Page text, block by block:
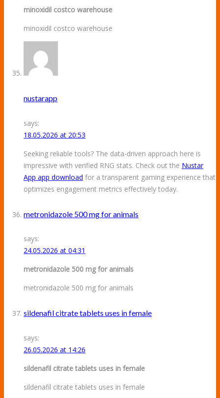
minoxidil costco warehouse
minoxidil costco warehouse
nustarapp
says:
18.05.2026 at 20:53
Seeking reliable tools? The data-driven approach here is
impressive with verified RNG stats. Check out the Nustar
App app download for a transparent gaming experience that
optimizes engagement metrics effectively today.
metronidazole 500 mg for animals
says:
24.05.2026 at 04:31
metronidazole 500 mg for animals
metronidazole 500 mg for animals
sildenafil citrate tablets uses in female
says:
26.05.2026 at 14:26
sildenafil citrate tablets uses in female
sildenafil citrate tablets uses in female